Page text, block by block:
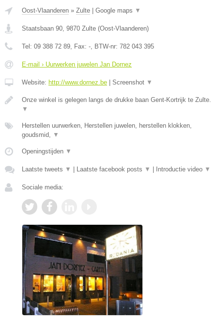
Oost-Vlaanderen » Zulte Google maps ▼
Staatsbaan 90, 9870 Zulte (Oost-Vlaanderen)
Tel: 09 388 72 89, Fax: -, BTW-nr: 782 043 395
E-mail › Uurwerken juwelen Jan Dornez
Website: http://www.dornez.be Screenshot ▼
Onze winkel is gelegen langs de drukke baan Gent-Kortrijk te Zulte.
▼
Herstellen uurwerken, Herstellen juwelen, herstellen klokken,
goudsmid, ▼
Openingstijden ▼
Laatste tweets ▼ Laatste facebook posts ▼ Introductie video ▼
Sociale media: